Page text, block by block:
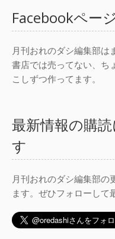
Facebookペー
月刊おれのダシ編集部は
書店では売ってない、ち
こしずつ作ってます。
最新情報の購
す
月刊おれのダシ編集部
ます。ぜひフォローして